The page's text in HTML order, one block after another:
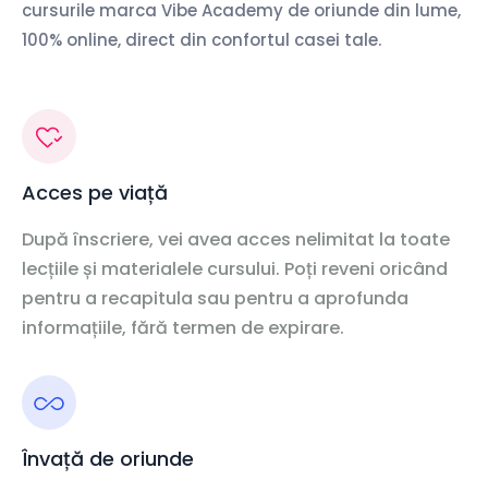
cursurile marca Vibe Academy de oriunde din lume,
100% online, direct din confortul casei tale.
Acces pe viață
După înscriere, vei avea acces nelimitat la toate
lecțiile și materialele cursului. Poți reveni oricând
pentru a recapitula sau pentru a aprofunda
informațiile, fără termen de expirare.
Învață de oriunde